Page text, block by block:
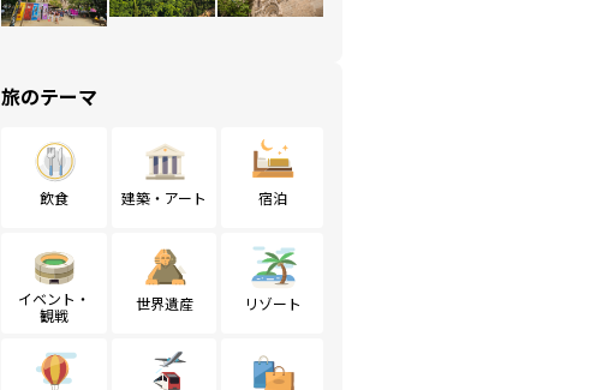
旅のテーマ
飲食 建築・アート 宿泊
イベント・
観戦
世界遺産 リゾート